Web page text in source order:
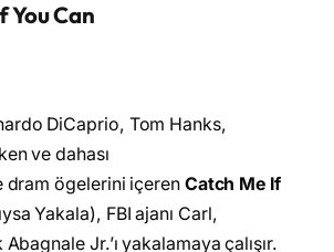
You Can
DiCaprio, Tom Hanks,
ve dahası
dram ögelerini içeren Catch Me If
Yakala), FBI ajanı Carl,
Abagnale Jr.’ı yakalamaya çalışır.